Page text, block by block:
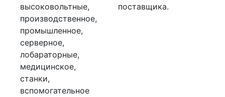
высоковольтные,
производственное,
промышленное,
серверное,
лобараторные,
медицинское,
станки,
вспомогательное
поставщика.